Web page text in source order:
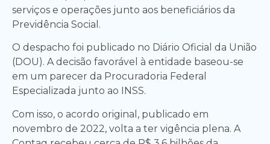
serviços e operações junto aos beneficiários da
Previdência Social.
O despacho foi publicado no Diário Oficial da União
(DOU). A decisão favorável à entidade baseou-se
em um parecer da Procuradoria Federal
Especializada junto ao INSS.
Com isso, o acordo original, publicado em
novembro de 2022, volta a ter vigência plena. A